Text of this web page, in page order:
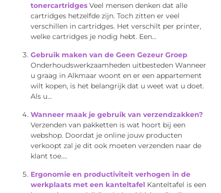
tonercartridges Veel mensen denken dat alle
cartridges hetzelfde zijn. Toch zitten er veel
verschillen in cartridges. Het verschilt per printer,
welke cartridges je nodig hebt. Een...
Gebruik maken van de Geen Gezeur Groep
Onderhoudswerkzaamheden uitbesteden Wanneer
u graag in Alkmaar woont en er een appartement
wilt kopen, is het belangrijk dat u weet wat u doet.
Als u...
Wanneer maak je gebruik van verzendzakken?
Verzenden van pakketten is wat hoort bij een
webshop. Doordat je online jouw producten
verkoopt zal je dit ook moeten verzenden naar de
klant toe....
Ergonomie en productiviteit verhogen in de
werkplaats met een kanteltafel Kanteltafel is een